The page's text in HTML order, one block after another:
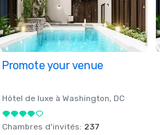
Promote your venue
Hôtel de luxe à Washington, DC
Chambres d'invités: 237